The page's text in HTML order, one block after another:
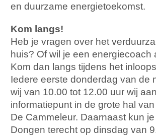
en duurzame energietoekomst.
Kom langs!
Heb je vragen over het
huis? Of wil je een energiecoach
Kom dan langs tijdens het
Iedere eerste donderdag van de
wij van 10.00 tot 12.00 uur wij
informatiepunt in de grote hal
De Cammeleur. Daarnaast kun
Dongen terecht op dinsdag van